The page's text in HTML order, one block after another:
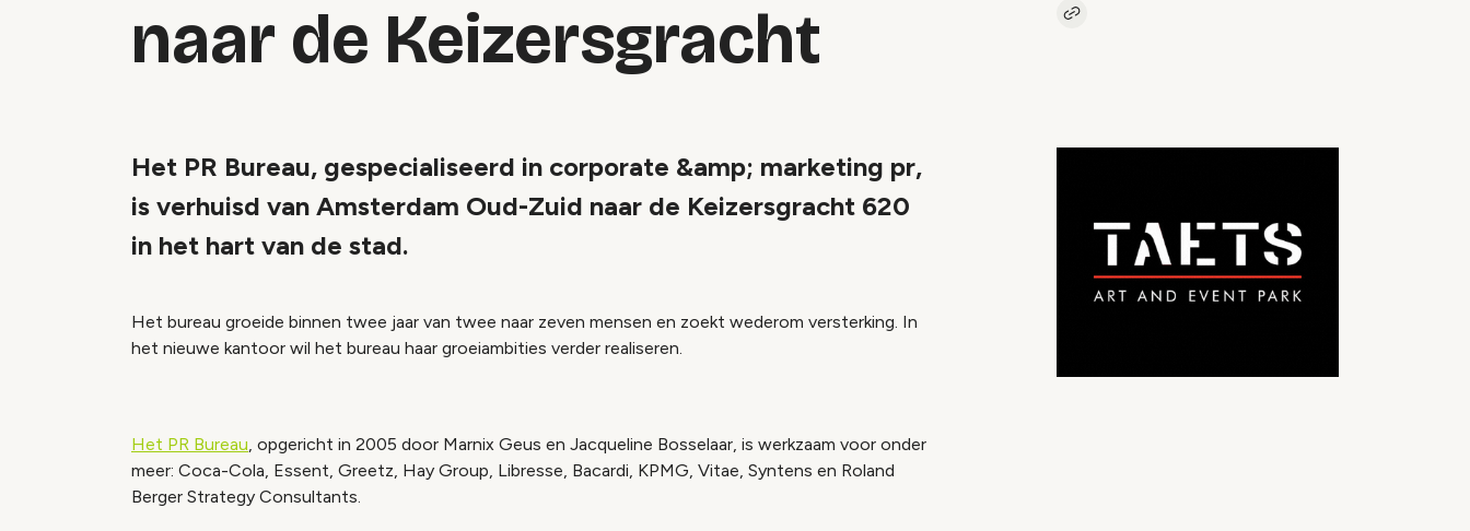
naar de Keizersgracht
Kopieer link naar artikel
Het PR Bureau, gespecialiseerd in corporate &amp; marketing pr,
is verhuisd van Amsterdam Oud-Zuid naar de Keizersgracht 620
in het hart van de stad.
Het bureau groeide binnen twee jaar van twee naar zeven mensen en zoekt wederom versterking. In
het nieuwe kantoor wil het bureau haar groeiambities verder realiseren.
Het PR Bureau, opgericht in 2005 door Marnix Geus en Jacqueline Bosselaar, is werkzaam voor onder
meer: Coca-Cola, Essent, Greetz, Hay Group, Libresse, Bacardi, KPMG, Vitae, Syntens en Roland
Berger Strategy Consultants.